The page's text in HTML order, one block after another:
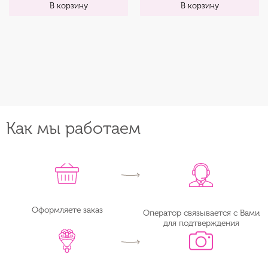
В корзину В корзину
Как мы работаем
Оформляете заказ
Оператор связывается с Вами
для подтверждения